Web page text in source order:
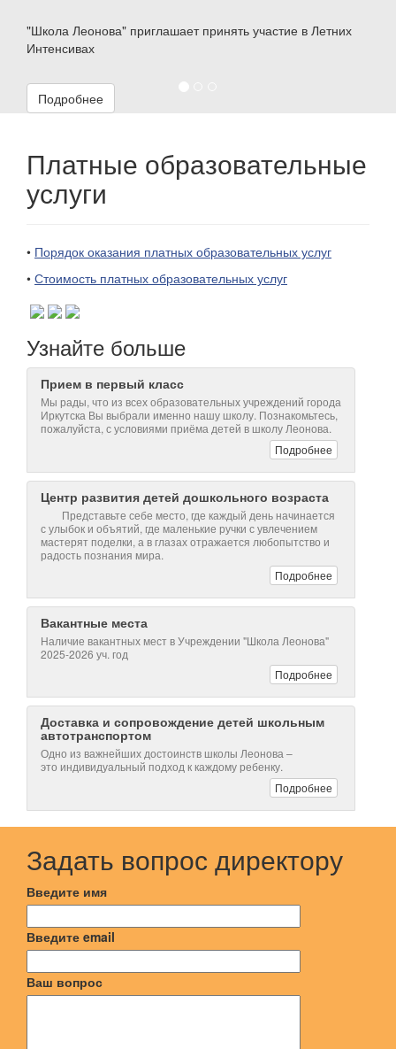
"Школа Леонова" приглашает принять участие в Летних
Интенсивах
Подробнее
Платные образовательные
услуги
• Порядок оказания платных образовательных услуг
• Стоимость платных образовательных услуг
Узнайте больше
Прием в первый класс
Мы рады, что из всех образовательных учреждений города
Иркутска Вы выбрали именно нашу школу. Познакомьтесь,
пожалуйста, с условиями приёма детей в школу Леонова.
Подробнее
Центр развития детей дошкольного возраста
Представьте себе место, где каждый день начинается
с улыбок и объятий, где маленькие ручки с увлечением
мастерят поделки, а в глазах отражается любопытство и
радость познания мира.
Подробнее
Вакантные места
Наличие вакантных мест в Учреждении "Школа Леонова"
2025-2026 уч. год
Подробнее
Доставка и сопровождение детей школьным
автотранспортом
Одно из важнейших достоинств школы Леонова –
это индивидуальный подход к каждому ребенку.
Подробнее
Задать вопрос директору
Введите имя
Введите email
Ваш вопрос